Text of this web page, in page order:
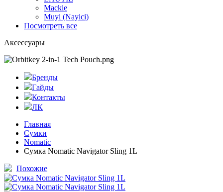
Mackie
Muyi (Nayici)
Посмотреть все
Аксессуары
Бренды
Гайды
Контакты
ЛК
Главная
Сумки
Nomatic
Сумка Nomatic Navigator Sling 1L
Похожие